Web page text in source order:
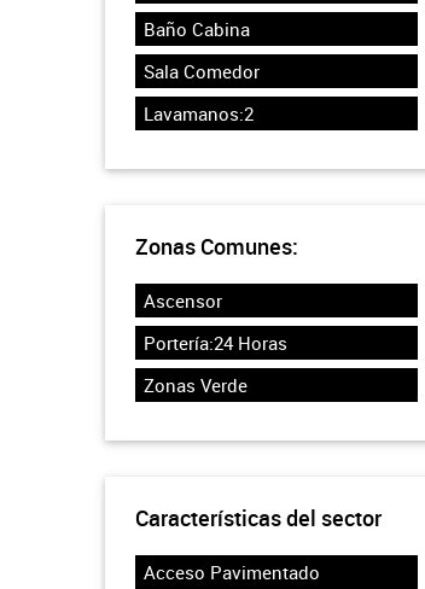
Baño Cabina
Sala Comedor
Lavamanos:2
Zonas Comunes:
Ascensor
Portería:24 Horas
Zonas Verde
Características del sector
Acceso Pavimentado